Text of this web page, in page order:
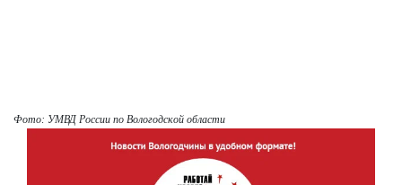
Фото: УМВД России по Вологодской области